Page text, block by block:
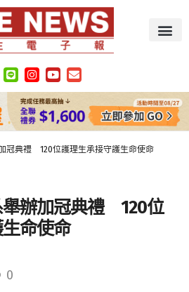
冠典禮 120位護理生承接守護生命使命
舉辦加冠典禮 120位
命使命
0